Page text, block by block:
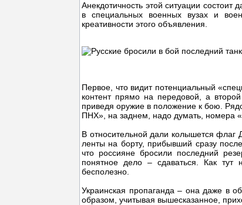
Анекдотичность этой ситуации
в специальных военных вузах и
креативности этого объявления.
Первое, что видит потенциальный
контент прямо на передовой, а
приведя оружие в положение к бою.
ПНХ», на заднем, надо думать, номера
В относительной дали колышется флаг
ленты на борту, прибывший сразу
что россияне бросили последний
понятное дело – сдаваться. Как тут
бесполезно.
Украинская пропаганда – она даже в
образом, учитывая вышесказанное,